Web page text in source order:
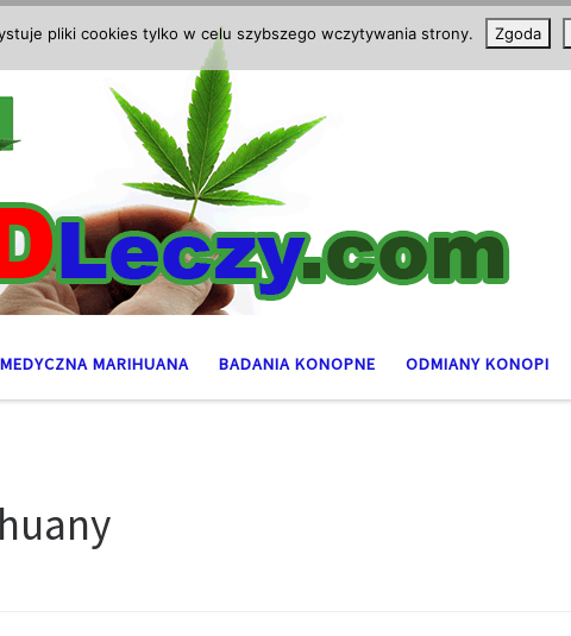
MEDYCZNA MARIHUANA BADANIA KONOPNE ODMIANY KONOPI
pliki cookies tylko w celu szybszego wczytywania strony. Zgoda